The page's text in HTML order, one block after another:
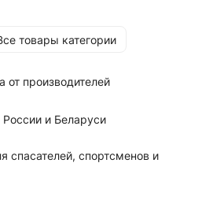
товары категории
от производителей
и Беларуси
спасателей, спортсменов и